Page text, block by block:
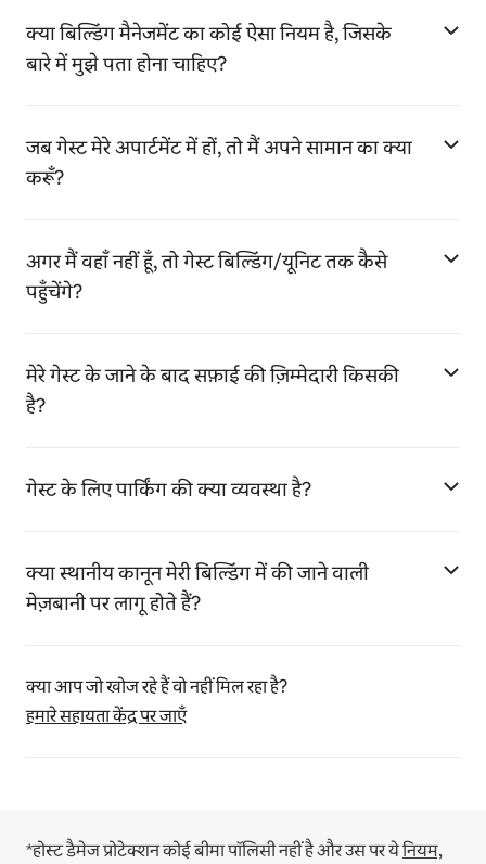
क्या बिल्डिंग मैनेजमेंट का कोई ऐसा नियम है, जिसके
बारे में मुझे पता होना चाहिए?
जब गेस्ट मेरे अपार्टमेंट में हों, तो मैं अपने सामान का क्या
करूँ?
अगर मैं वहाँ नहीं हूँ, तो गेस्ट बिल्डिंग/यूनिट तक कैसे
पहुँचेंगे?
मेरे गेस्ट के जाने के बाद सफ़ाई की ज़िम्मेदारी किसकी
है?
गेस्ट के लिए पार्किंग की क्या व्यवस्था है?
क्या स्थानीय कानून मेरी बिल्डिंग में की जाने वाली
मेज़बानी पर लागू होते हैं?
क्या आप जो खोज रहे हैं वो नहीं मिल रहा है?
हमारे सहायता केंद्र पर जाएँ
*होस्ट डैमेज प्रोटेक्शन कोई बीमा पॉलिसी नहीं है और उस पर येनियम,